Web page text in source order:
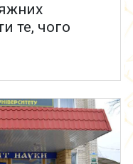
те, чого